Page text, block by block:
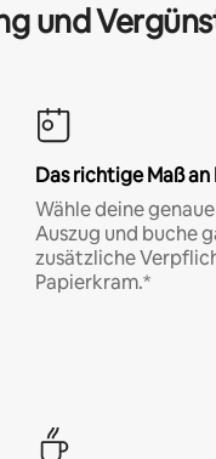
und
Das richtige Maß
Wähle deine
Auszug und buche
zusätzliche
Papierkram.*